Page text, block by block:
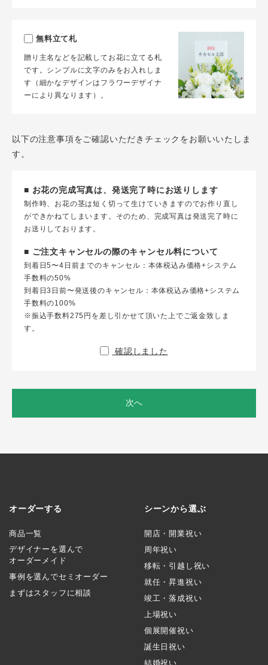
無料立て札
贈り主名などを記載してお花に立てる札
です。シンプルに文字のみをお入れしま
す（細かなデザインはフラワーデザイナ
ーにより異なります）。
以下の注意事項をご確認いただきチェックをお願いいたしま
す。
■ お花の完成写真は、発送完了時にお送りします
制作時、お花の茎は短く切って生けていきますのでお作り直し
ができかねてしまいます。そのため、完成写真は発送完了時に
お送りしております。
■ ご注文キャンセルの際のキャンセル料について
到着日5〜4日前までのキャンセル：本体税込み価格+システム
手数料の50%
到着日3日前〜発送後のキャンセル：本体税込み価格+システム
手数料の100%
※振込手数料275円を差し引かせて頂いた上でご返金致しま
す。
確認しました
次へ
オーダーする
商品一覧
デザイナーを選んで
オーダーメイド
事例を選んでセミオーダー
まずはスタッフに相談
シーンから選ぶ
開店・開業祝い
周年祝い
移転・引越し祝い
就任・昇進祝い
竣工・落成祝い
上場祝い
個展開催祝い
誕生日祝い
結婚祝い